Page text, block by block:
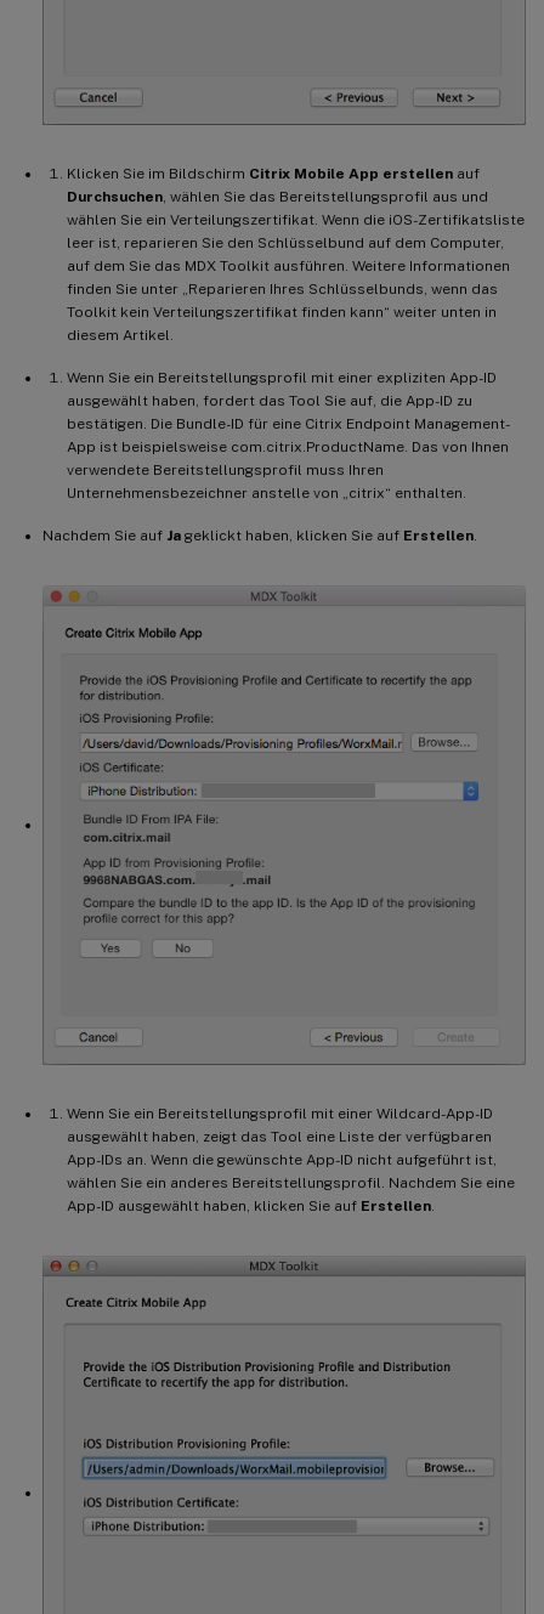
Klicken Sie im Bildschirm Citrix Mobile App erstellen auf
Durchsuchen, wählen Sie das Bereitstellungsprofil aus und
wählen Sie ein Verteilungszertifikat. Wenn die iOS-Zertifikatsliste
leer ist, reparieren Sie den Schlüsselbund auf dem Computer,
auf dem Sie das MDX Toolkit ausführen. Weitere Informationen
finden Sie unter „Reparieren Ihres Schlüsselbunds, wenn das
Toolkit kein Verteilungszertifikat finden kann“ weiter unten in
diesem Artikel.
Wenn Sie ein Bereitstellungsprofil mit einer expliziten App-ID
ausgewählt haben, fordert das Tool Sie auf, die App-ID zu
bestätigen. Die Bundle-ID für eine Citrix Endpoint Management-
App ist beispielsweise com.citrix.ProductName. Das von Ihnen
verwendete Bereitstellungsprofil muss Ihren
Unternehmensbezeichner anstelle von „citrix“ enthalten.
Nachdem Sie auf Ja geklickt haben, klicken Sie auf Erstellen.
Wenn Sie ein Bereitstellungsprofil mit einer Wildcard-App-ID
ausgewählt haben, zeigt das Tool eine Liste der verfügbaren
App-IDs an. Wenn die gewünschte App-ID nicht aufgeführt ist,
wählen Sie ein anderes Bereitstellungsprofil. Nachdem Sie eine
App-ID ausgewählt haben, klicken Sie auf Erstellen